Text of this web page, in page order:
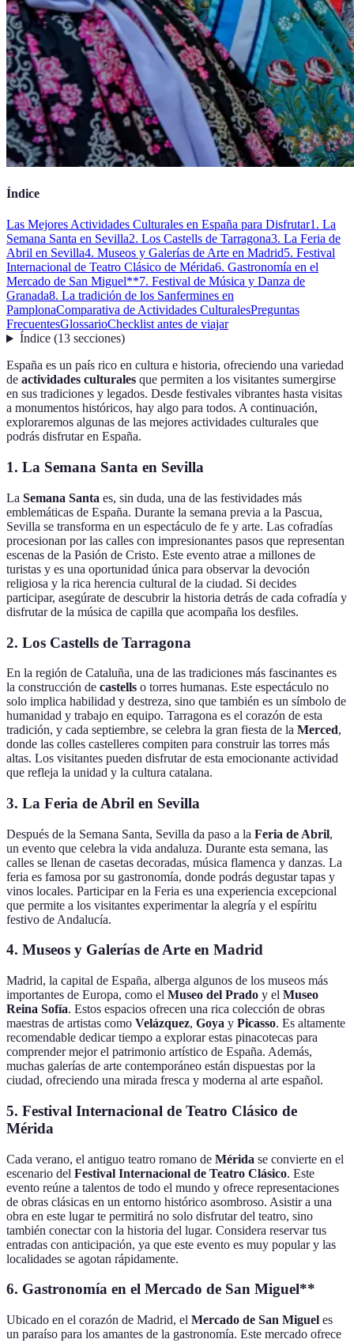
Índice
Las Mejores Actividades Culturales en España para Disfrutar1. La
Semana Santa en Sevilla2. Los Castells de Tarragona3. La Feria de
Abril en Sevilla4. Museos y Galerías de Arte en Madrid5. Festival
Internacional de Teatro Clásico de Mérida6. Gastronomía en el
Mercado de San Miguel**7. Festival de Música y Danza de
Granada8. La tradición de los Sanfermines en
PamplonaComparativa de Actividades CulturalesPreguntas
FrecuentesGlossarioChecklist antes de viajar
Índice(13 secciones)
España es un país rico en cultura e historia, ofreciendo una variedad
de actividades culturales que permiten a los visitantes sumergirse
en sus tradiciones y legados. Desde festivales vibrantes hasta visitas
a monumentos históricos, hay algo para todos. A continuación,
exploraremos algunas de las mejores actividades culturales que
podrás disfrutar en España.
1. La Semana Santa en Sevilla
La Semana Santa es, sin duda, una de las festividades más
emblemáticas de España. Durante la semana previa a la Pascua,
Sevilla se transforma en un espectáculo de fe y arte. Las cofradías
procesionan por las calles con impresionantes pasos que representan
escenas de la Pasión de Cristo. Este evento atrae a millones de
turistas y es una oportunidad única para observar la devoción
religiosa y la rica herencia cultural de la ciudad. Si decides
participar, asegúrate de descubrir la historia detrás de cada cofradía y
disfrutar de la música de capilla que acompaña los desfiles.
2. Los Castells de Tarragona
En la región de Cataluña, una de las tradiciones más fascinantes es
la construcción de castells o torres humanas. Este espectáculo no
solo implica habilidad y destreza, sino que también es un símbolo de
humanidad y trabajo en equipo. Tarragona es el corazón de esta
tradición, y cada septiembre, se celebra la gran fiesta de la Merced,
donde las colles castelleres compiten para construir las torres más
altas. Los visitantes pueden disfrutar de esta emocionante actividad
que refleja la unidad y la cultura catalana.
3. La Feria de Abril en Sevilla
Después de la Semana Santa, Sevilla da paso a la Feria de Abril,
un evento que celebra la vida andaluza. Durante esta semana, las
calles se llenan de casetas decoradas, música flamenca y danzas. La
feria es famosa por su gastronomía, donde podrás degustar tapas y
vinos locales. Participar en la Feria es una experiencia excepcional
que permite a los visitantes experimentar la alegría y el espíritu
festivo de Andalucía.
4. Museos y Galerías de Arte en Madrid
Madrid, la capital de España, alberga algunos de los museos más
importantes de Europa, como el Museo del Prado y el Museo
Reina Sofía. Estos espacios ofrecen una rica colección de obras
maestras de artistas como Velázquez, Goya y Picasso. Es altamente
recomendable dedicar tiempo a explorar estas pinacotecas para
comprender mejor el patrimonio artístico de España. Además,
muchas galerías de arte contemporáneo están dispuestas por la
ciudad, ofreciendo una mirada fresca y moderna al arte español.
5. Festival Internacional de Teatro Clásico de
Mérida
Cada verano, el antiguo teatro romano de Mérida se convierte en el
escenario del Festival Internacional de Teatro Clásico. Este
evento reúne a talentos de todo el mundo y ofrece representaciones
de obras clásicas en un entorno histórico asombroso. Asistir a una
obra en este lugar te permitirá no solo disfrutar del teatro, sino
también conectar con la historia del lugar. Considera reservar tus
entradas con anticipación, ya que este evento es muy popular y las
localidades se agotan rápidamente.
6. Gastronomía en el Mercado de San Miguel**
Ubicado en el corazón de Madrid, el Mercado de San Miguel es
un paraíso para los amantes de la gastronomía. Este mercado ofrece